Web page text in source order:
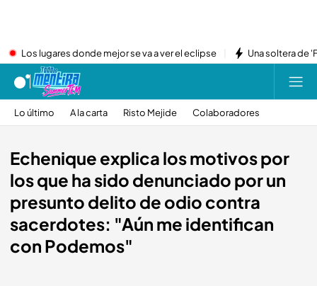
Los lugares donde mejor se va a ver el eclipse Una soltera de
Lo último A la carta Risto Mejide Colaboradores
Echenique explica los motivos por
los que ha sido denunciado por un
presunto delito de odio contra
sacerdotes: "Aún me identifican
con Podemos"